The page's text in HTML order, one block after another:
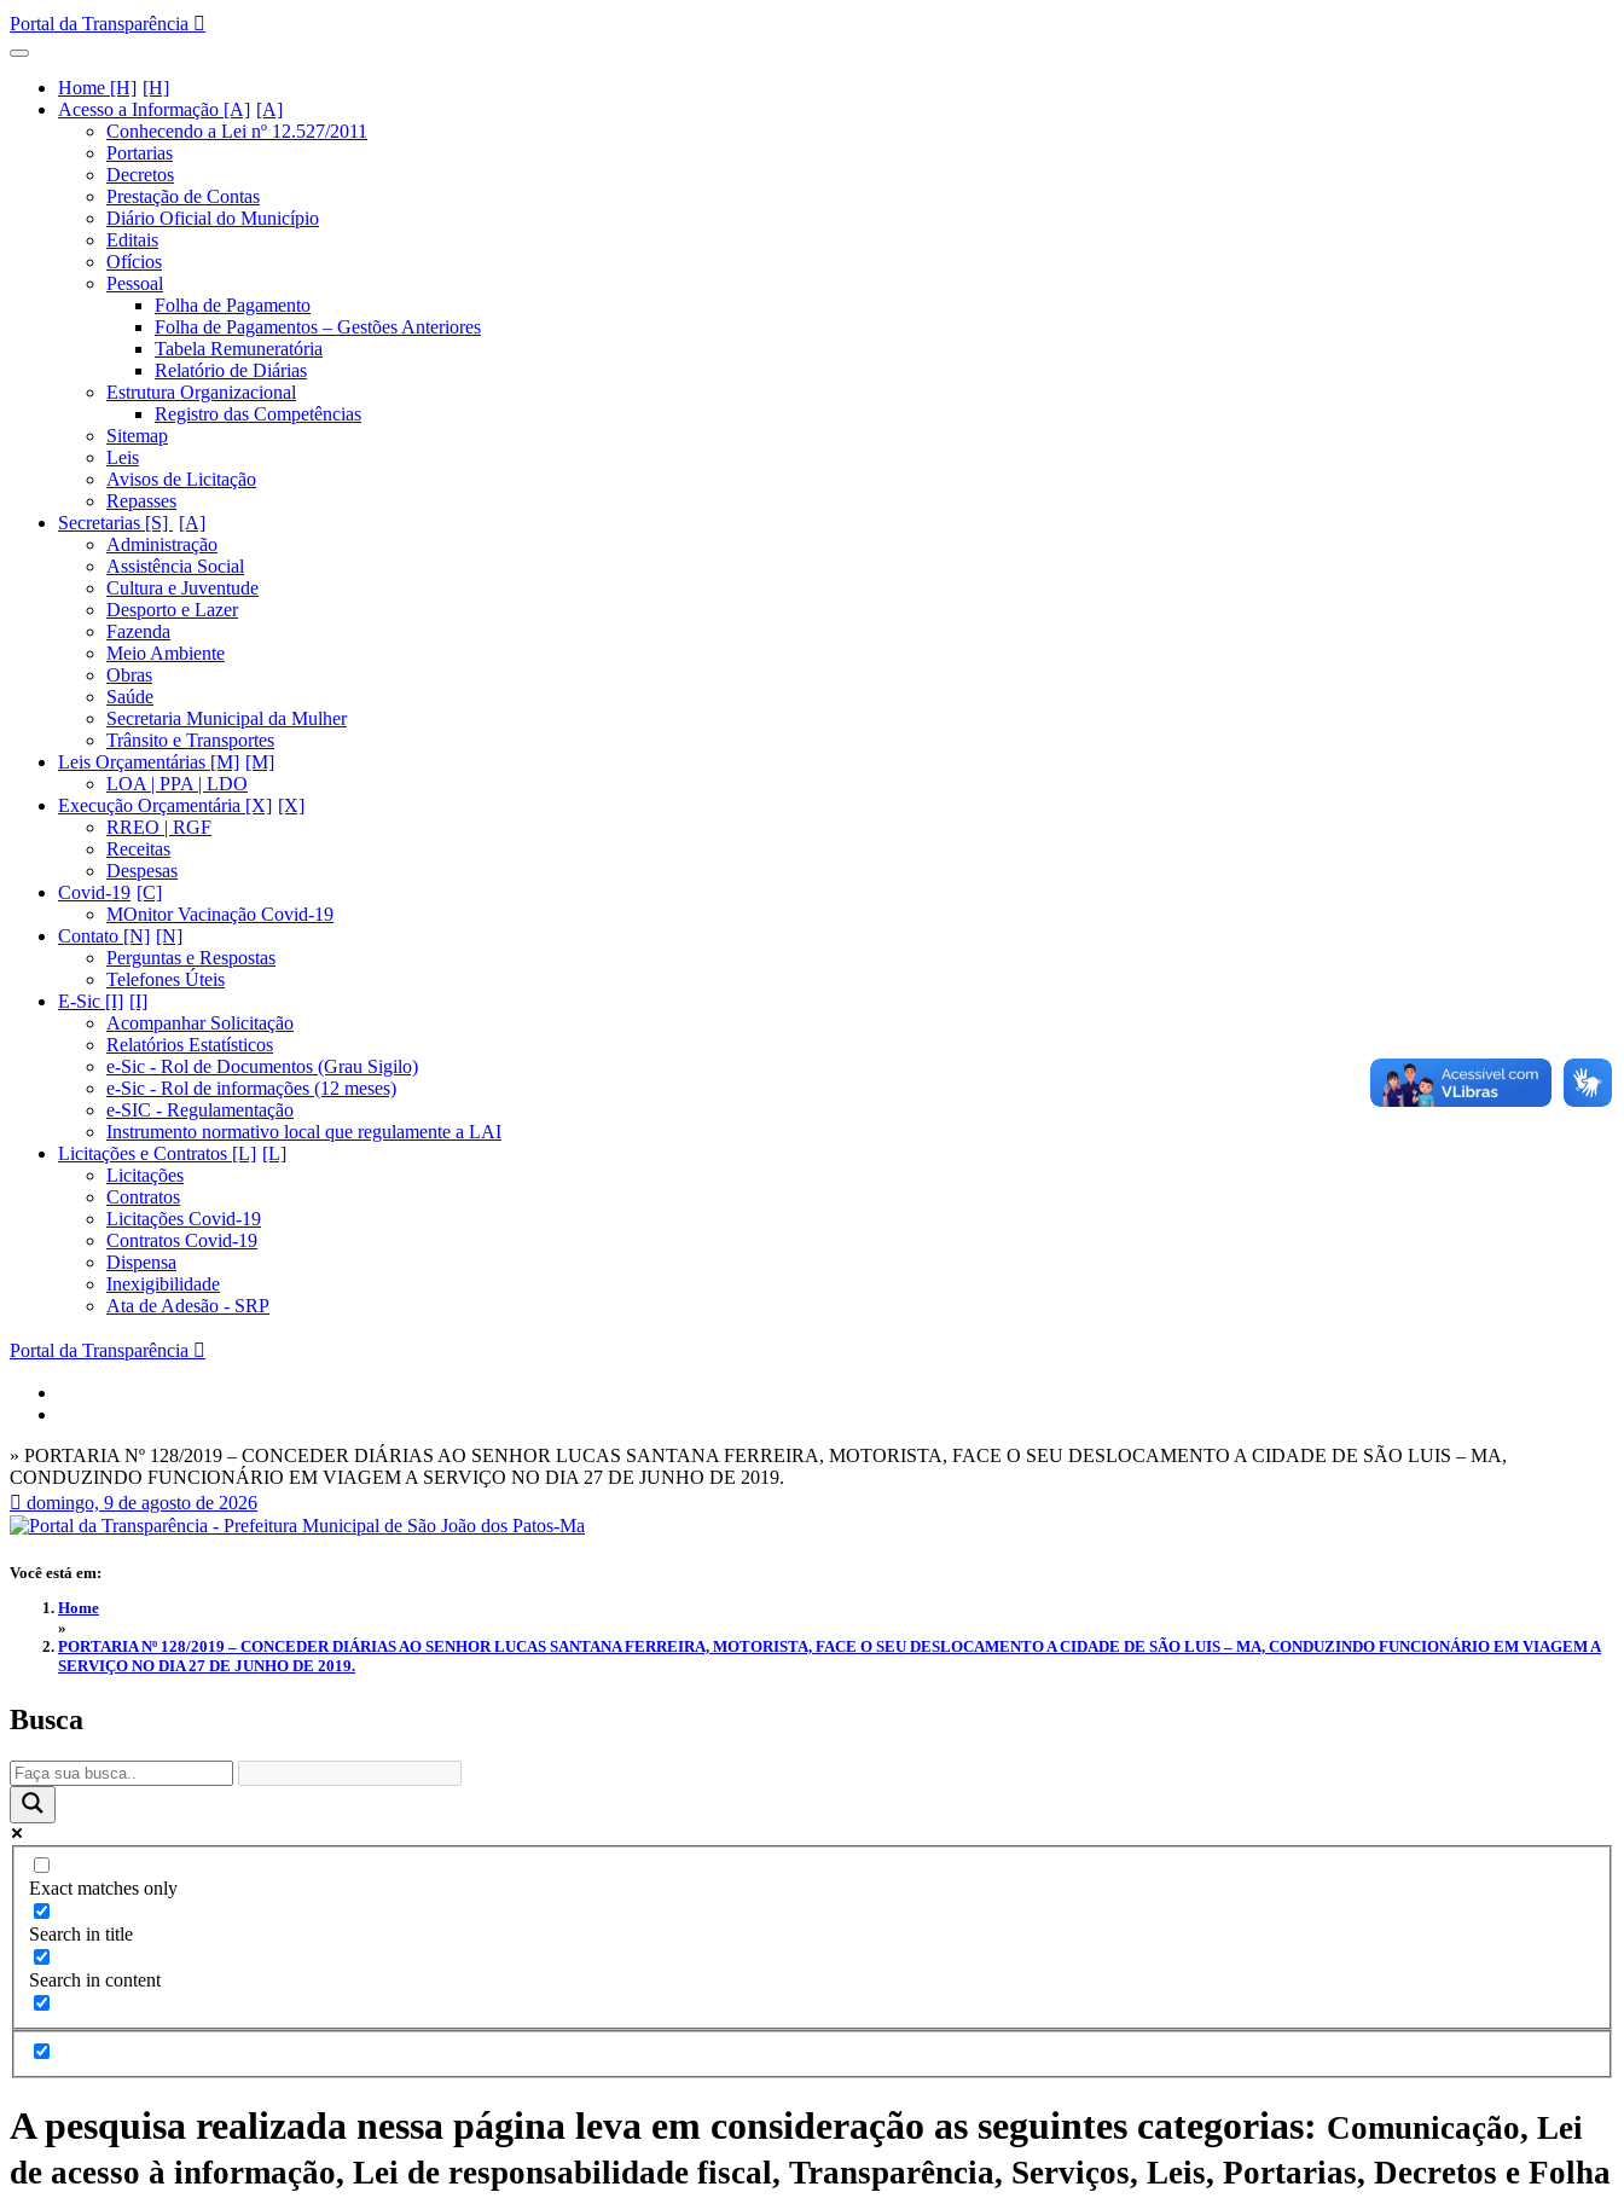
Portal da Transparência
Home [H]
Acesso a Informação [A]
Conhecendo a Lei nº 12.527/2011
Portarias
Decretos
Prestação de Contas
Diário Oficial do Município
Editais
Ofícios
Pessoal
Folha de Pagamento
Folha de Pagamentos – Gestões Anteriores
Tabela Remuneratória
Relatório de Diárias
Estrutura Organizacional
Registro das Competências
Sitemap
Leis
Avisos de Licitação
Repasses
Secretarias [S]
Administração
Assistência Social
Cultura e Juventude
Desporto e Lazer
Fazenda
Meio Ambiente
Obras
Saúde
Secretaria Municipal da Mulher
Trânsito e Transportes
Leis Orçamentárias [M]
LOA | PPA | LDO
Execução Orçamentária [X]
RREO | RGF
Receitas
Despesas
Covid-19
MOnitor Vacinação Covid-19
Contato [N]
Perguntas e Respostas
Telefones Úteis
E-Sic [I]
Acompanhar Solicitação
Relatórios Estatísticos
e-Sic - Rol de Documentos (Grau Sigilo)
e-Sic - Rol de informações (12 meses)
e-SIC - Regulamentação
Instrumento normativo local que regulamente a LAI
Licitações e Contratos [L]
Licitações
Contratos
Licitações Covid-19
Contratos Covid-19
Dispensa
Inexigibilidade
Ata de Adesão - SRP
Portal da Transparência
» PORTARIA Nº 128/2019 – CONCEDER DIÁRIAS AO SENHOR LUCAS SANTANA FERREIRA, MOTORISTA, FACE O SEU DESLOCAMENTO A CIDADE DE SÃO LUIS – MA,
CONDUZINDO FUNCIONÁRIO EM VIAGEM A SERVIÇO NO DIA 27 DE JUNHO DE 2019.
domingo, 9 de agosto de 2026
Você está em:
Home
»
PORTARIA Nº 128/2019 – CONCEDER DIÁRIAS AO SENHOR LUCAS SANTANA FERREIRA, MOTORISTA, FACE O SEU DESLOCAMENTO A CIDADE DE SÃO LUIS – MA, CONDUZINDO FUNCIONÁRIO EM VIAGEM A
SERVIÇO NO DIA 27 DE JUNHO DE 2019.
Busca
Exact matches only
Search in title
Search in content
A pesquisa realizada nessa página leva em consideração as seguintes categorias: Comunicação, Lei
de acesso à informação, Lei de responsabilidade fiscal, Transparência, Serviços, Leis, Portarias, Decretos e Folha